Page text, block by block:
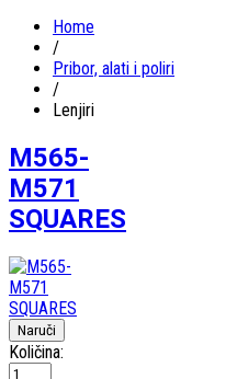
Home
/
Pribor, alati i poliri
/
Lenjiri
M565-
M571
SQUARES
Količina: